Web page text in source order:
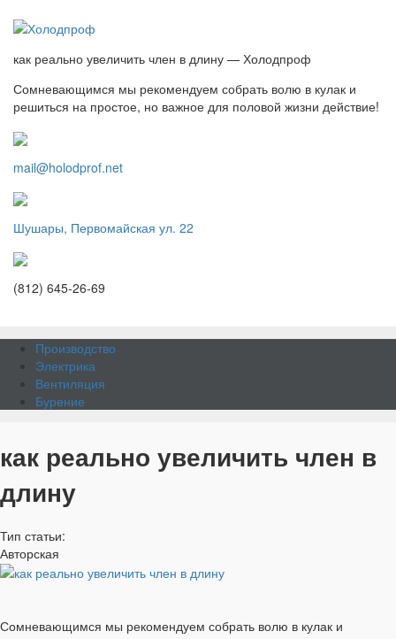
как реально увеличить член в длину — Холодпроф
Сомневающимся мы рекомендуем собрать волю в кулак и
решиться на простое, но важное для половой жизни действие!
mail@holodprof.net
Шушары, Первомайская ул. 22
(812) 645-26-69
Производство
Электрика
Вентиляция
Бурение
как реально увеличить член в
длину
Тип статьи:
Авторская
Сомневающимся мы рекомендуем собрать волю в кулак и